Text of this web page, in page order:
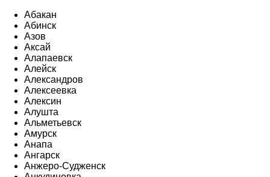
Абакан
Абинск
Азов
Аксай
Алапаевск
Алейск
Александров
Алексеевка
Алексин
Алушта
Альметьевск
Амурск
Анапа
Ангарск
Анжеро-Судженск